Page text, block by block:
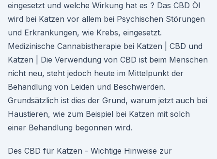
eingesetzt und welche Wirkung hat es ? Das CBD Öl
wird bei Katzen vor allem bei Psychischen Störungen
und Erkrankungen, wie Krebs, eingesetzt.
Medizinische Cannabistherapie bei Katzen | CBD und
Katzen | Die Verwendung von CBD ist beim Menschen
nicht neu, steht jedoch heute im Mittelpunkt der
Behandlung von Leiden und Beschwerden.
Grundsätzlich ist dies der Grund, warum jetzt auch bei
Haustieren, wie zum Beispiel bei Katzen mit solch
einer Behandlung begonnen wird.
Des CBD für Katzen - Wichtige Hinweise zur